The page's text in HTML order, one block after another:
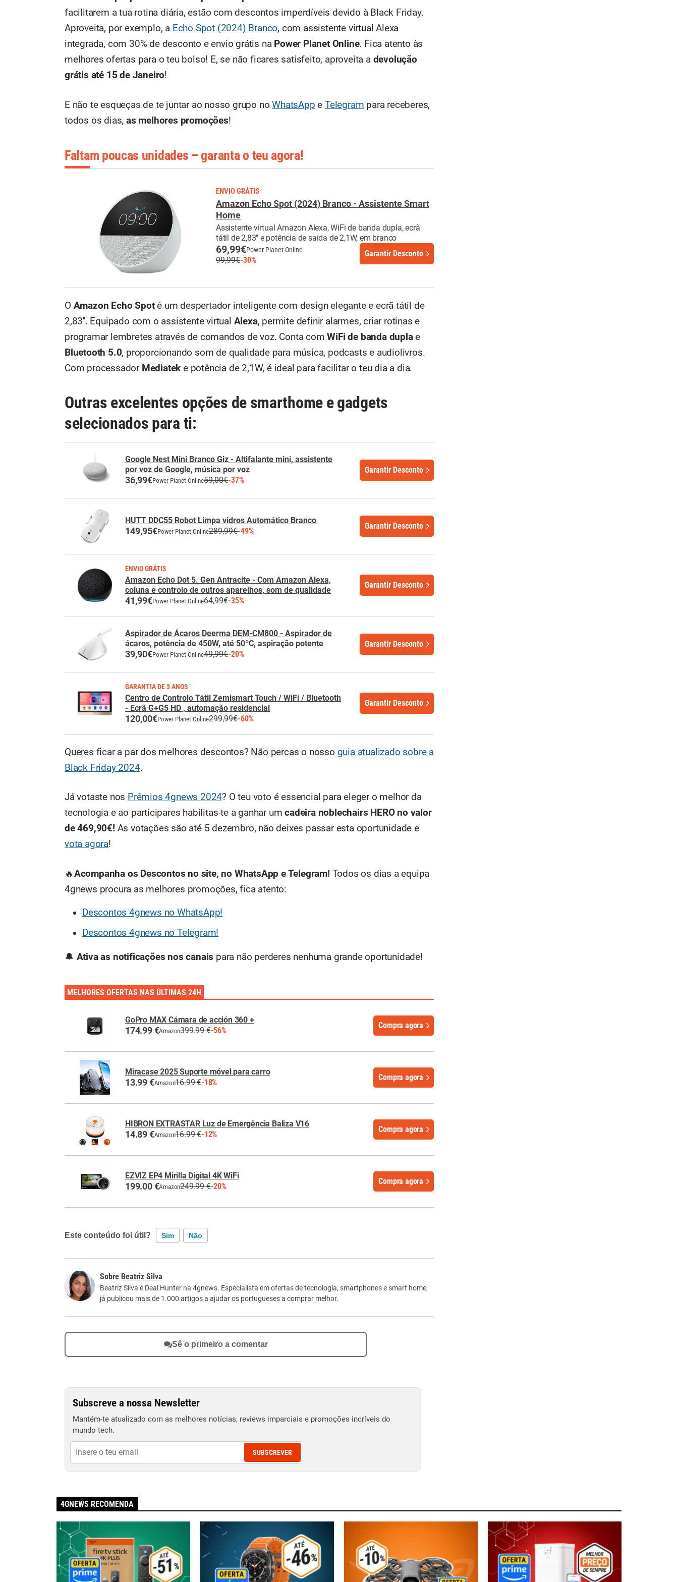
facilitarem a tua rotina diária, estão com descontos imperdíveis devido à Black Friday.
Aproveita, por exemplo, a Echo Spot (2024) Branco, com assistente virtual Alexa
integrada, com 30% de desconto e envio grátis na Power Planet Online. Fica atento às
melhores ofertas para o teu bolso! E, se não ficares satisfeito, aproveita a devolução
grátis até 15 de Janeiro!
E não te esqueças de te juntar ao nosso grupo noWhatsApp eTelegram para receberes,
todos os dias, as melhores promoções!
Faltam poucas unidades – garanta o teu agora!
ENVIO GRÁTIS
Amazon Echo Spot (2024) Branco - Assistente Smart
Home
Assistente virtual Amazon Alexa, WiFi de banda dupla, ecrã
tátil de 2,83'' e potência de saída de 2,1W, em branco
69,99€Power Planet Online
99,99€-30%
Garantir Desconto
O Amazon Echo Spoté um despertador inteligente com design elegante e ecrã tátil de
2,83''. Equipado com o assistente virtual Alexa, permite definir alarmes, criar rotinas e
programar lembretes através de comandos de voz. Conta comWiFi de banda duplae
Bluetooth 5.0, proporcionando som de qualidade para música, podcasts e audiolivros.
Com processador Mediatek e potência de 2,1W, é ideal para facilitar o teu dia a dia.
Outras excelentes opções de smarthome e gadgets
selecionados para ti:
Google Nest Mini Branco Giz - Altifalante mini, assistente
por voz de Google, música por voz
36,99€Power Planet Online59,00€-37%
Garantir Desconto
HUTT DDC55 Robot Limpa vidros Automático Branco
149,95€Power Planet Online289,99€-49%
Garantir Desconto
ENVIO GRÁTIS
Amazon Echo Dot 5. Gen Antracite - Com Amazon Alexa,
coluna e controlo de outros aparelhos, som de qualidade
41,99€Power Planet Online64,99€-35%
Garantir Desconto
Aspirador de Ácaros Deerma DEM-CM800 - Aspirador de
ácaros, potência de 450W, até 50ºC, aspiração potente
39,90€Power Planet Online49,99€-20%
Garantir Desconto
GARANTIA DE 3 ANOS
Centro de Controlo Tátil Zemismart Touch / WiFi / Bluetooth
- Ecrã G+G5 HD , automação residencial
120,00€Power Planet Online299,99€-60%
Garantir Desconto
Queres ficar a par dos melhores descontos? Não percas o nosso guia atualizado sobre a
Black Friday 2024.
Já votaste nos Prémios 4gnews 2024? O teu voto é essencial para eleger o melhor da
tecnologia e ao participares habilitas-te a ganhar umcadeira noblechairs HERO no valor
de 469,90€! As votações são até 5 dezembro, não deixes passar esta oportunidade e
vota agora!
🔥Acompanha os Descontos no site, no WhatsApp e Telegram! Todos os dias a equipa
4gnews procura as melhores promoções, fica atento:
Descontos 4gnews no WhatsApp!
Descontos 4gnews no Telegram!
🔔 Ativa as notificações nos canais para não perderes nenhuma grande oportunidade!
MELHORES OFERTAS NAS ÚLTIMAS 24H
GoPro MAX Cámara de acción 360 +
174.99 €Amazon399.99 €-56%
Compra agora
Miracase 2025 Suporte móvel para carro
13.99 €Amazon16.99 €-18%
Compra agora
HIBRON EXTRASTAR Luz de Emergência Baliza V16
14.89 €Amazon16.99 €-12%
Compra agora
EZVIZ EP4 Mirilla Digital 4K WiFi
199.00 €Amazon249.99 €-20%
Compra agora
Este conteúdo foi útil? Sim Não
Este conteúdo não tem a informação que procuro
Beatriz Silva
Beatriz Silva é Deal Hunter na 4gnews. Especialista em ofertas de tecnologia, smartphones e smart home,
já publicou mais de 1.000 artigos a ajudar os portugueses a comprar melhor.
Sê o primeiro a comentar
Subscreve a nossa Newsletter
Mantém-te atualizado com as melhores notícias, reviews imparciais e promoções incríveis do
mundo tech.
SUBSCREVER
4GNEWS RECOMENDA